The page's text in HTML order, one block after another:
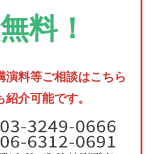
料！
料等ご相談はこちら
介可能です。